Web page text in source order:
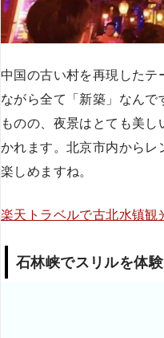
中国の古い村を再現したテ
ながら全て「新築」なんで
ものの、夜景はとても美
かれます。北京市内から
楽しめますね。
楽天トラベルで古北水镇観
石林峡でスリルを体